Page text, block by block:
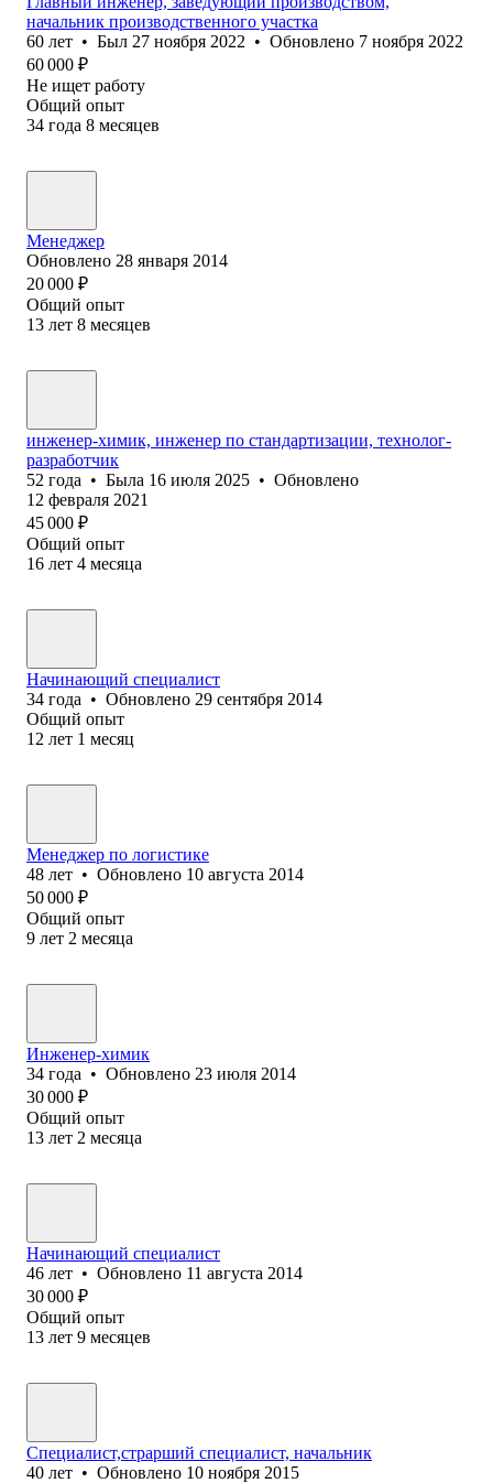
начальник производственного участка
60 лет • Был 27 ноября 2022 • Обновлено 7 ноября 2022
60 000 ₽
Не ищет работу
Общий опыт
34 года 8 месяцев
Менеджер
Обновлено 28 января 2014
20 000 ₽
Общий опыт
13 лет 8 месяцев
инженер-химик, инженер по стандартизации, технолог-
разработчик
52 года • Была 16 июля 2025 • Обновлено
12 февраля 2021
45 000 ₽
Общий опыт
16 лет 4 месяца
Начинающий специалист
34 года • Обновлено 29 сентября 2014
Общий опыт
12 лет 1 месяц
Менеджер по логистике
48 лет • Обновлено 10 августа 2014
50 000 ₽
Общий опыт
9 лет 2 месяца
Инженер-химик
34 года • Обновлено 23 июля 2014
30 000 ₽
Общий опыт
13 лет 2 месяца
Начинающий специалист
46 лет • Обновлено 11 августа 2014
30 000 ₽
Общий опыт
13 лет 9 месяцев
Специалист,страрший специалист, начальник
40 лет • Обновлено 10 ноября 2015